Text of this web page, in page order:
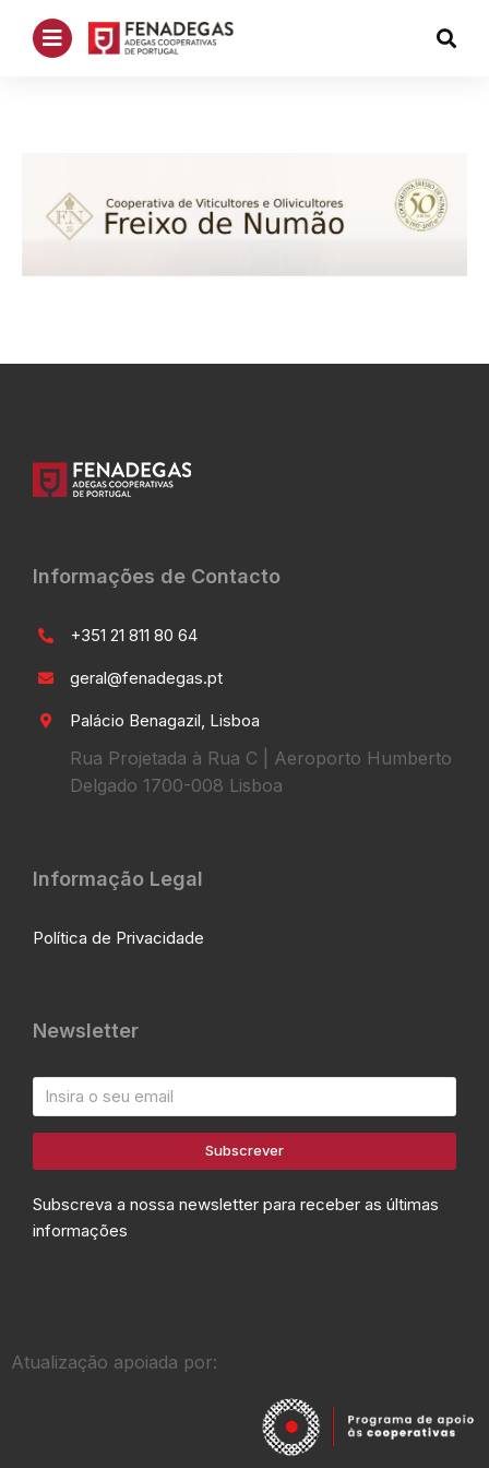
Informações de Contacto
+351 21 811 80 64
geral@fenadegas.pt
Palácio Benagazil, Lisboa
Rua Projetada à Rua C | Aeroporto Humberto
Delgado 1700-008 Lisboa
Informação Legal
Política de Privacidade
Newsletter
Subscrever
Subscreva a nossa newsletter para receber as últimas
informações
Atualização apoiada por: